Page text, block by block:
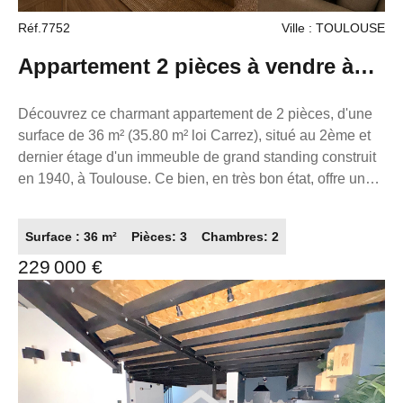
Réf.7752 Ville : TOULOUSE
Appartement 2 pièces à vendre à
Toulouse - Grand standing,
emplacement privilégié
Découvrez ce charmant appartement de 2 pièces, d'une
surface de 36 m² (35.80 m² loi Carrez), situé au 2ème et
dernier étage d'un immeuble de grand standing construit
en 1940, à Toulouse. Ce bien, en très bon état, offre une
séjour, et un calme appréciable. Les fenêtres en PVC
double vitrage et les volets roulants garantissent confort
et isolation. Vous profiterez également d'un balcon et de 5
terrasses, parfaits pour vos moments de détente.
L'appartement est desservi par la fibre optique et dispose
d'une eau chaude individuelle. Idéalement situé dans l'un
des meilleurs emplacements de cette ville très touristique,
à seulement 9 km de l'aéroport, 0.20 km des commerces,
Surface : 36 m² Pièces: 3 Chambres: 2
229 000 €